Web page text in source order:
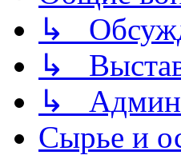
↳
↳
↳
Сырье и